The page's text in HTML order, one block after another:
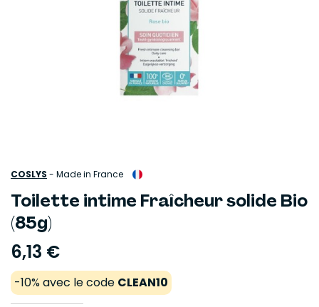
COSLYS - Made in France
Toilette intime Fraîcheur solide Bio
(85g)
6,13 €
-10% avec le code CLEAN10